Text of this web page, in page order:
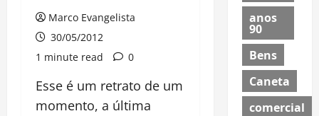
Marco Evangelista
30/05/2012
1 minute read
0
Esse é um retrato de um
momento, a última
anos
90
Bens
Caneta
comercial